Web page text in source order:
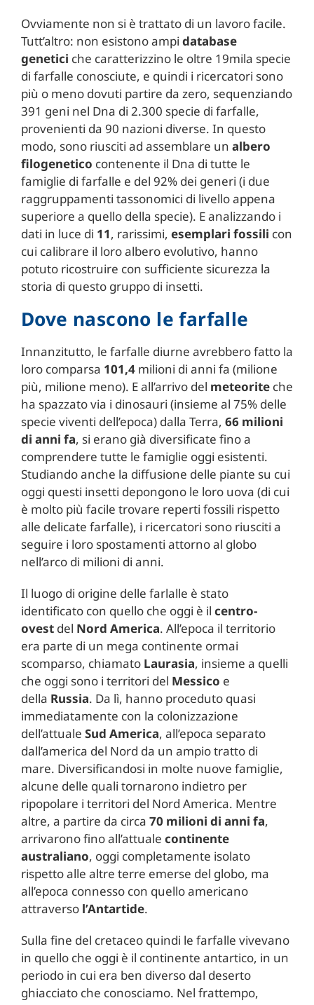
Ovviamente non si è trattato di un lavoro facile.
Tutt’altro: non esistono ampi database
genetici che caratterizzino le oltre 19mila specie
di farfalle conosciute, e quindi i ricercatori sono
più o meno dovuti partire da zero, sequenziando
391 geni nel Dna di 2.300 specie di farfalle,
provenienti da 90 nazioni diverse. In questo
modo, sono riusciti ad assemblare un albero
filogenetico contenente il Dna di tutte le
famiglie di farfalle e del 92% dei generi (i due
raggruppamenti tassonomici di livello appena
superiore a quello della specie). E analizzando i
dati in luce di 11, rarissimi, esemplari fossili con
cui calibrare il loro albero evolutivo, hanno
potuto ricostruire con sufficiente sicurezza la
storia di questo gruppo di insetti.
Dove nascono le farfalle
Innanzitutto, le farfalle diurne avrebbero fatto la
loro comparsa 101,4milioni di anni fa (milione
più, milione meno). E all’arrivo del meteoriteche
ha spazzato via i dinosauri (insieme al 75% delle
specie viventi dell’epoca) dalla Terra, 66 milioni
di anni fa, si erano già diversificate fino a
comprendere tutte le famiglie oggi esistenti.
Studiando anche la diffusione delle piante su cui
oggi questi insetti depongono le loro uova (di cui
è molto più facile trovare reperti fossili rispetto
alle delicate farfalle), i ricercatori sono riusciti a
seguire i loro spostamenti attorno al globo
nell’arco di milioni di anni.
Il luogo di origine delle farlalle è stato
identificato con quello che oggi è il centro-
ovestdel Nord America. All’epoca il territorio
era parte di un mega continente ormai
scomparso, chiamato Laurasia, insieme a quelli
che oggi sono i territori del Messico e
della Russia. Da lì, hanno proceduto quasi
immediatamente con la colonizzazione
dell’attuale Sud America, all’epoca separato
dall’america del Nord da un ampio tratto di
mare. Diversificandosi in molte nuove famiglie,
alcune delle quali tornarono indietro per
ripopolare i territori del Nord America. Mentre
altre, a partire da circa 70 milioni di anni fa,
arrivarono fino all’attuale continente
australiano, oggi completamente isolato
rispetto alle altre terre emerse del globo, ma
all’epoca connesso con quello americano
attraverso l’Antartide.
Sulla fine del cretaceo quindi le farfalle vivevano
in quello che oggi è il continente antartico, in un
periodo in cui era ben diverso dal deserto
ghiacciato che conosciamo. Nel frattempo,